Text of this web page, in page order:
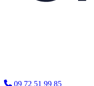
09 72 51 99 85